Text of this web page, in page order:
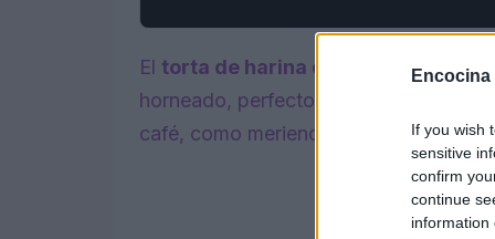
Encocina
If you wish
sensitive
confirm
continue
information
El torta de harina de algarrobay
horneado, perfecto para disfrutar en
café, como merienda o como un